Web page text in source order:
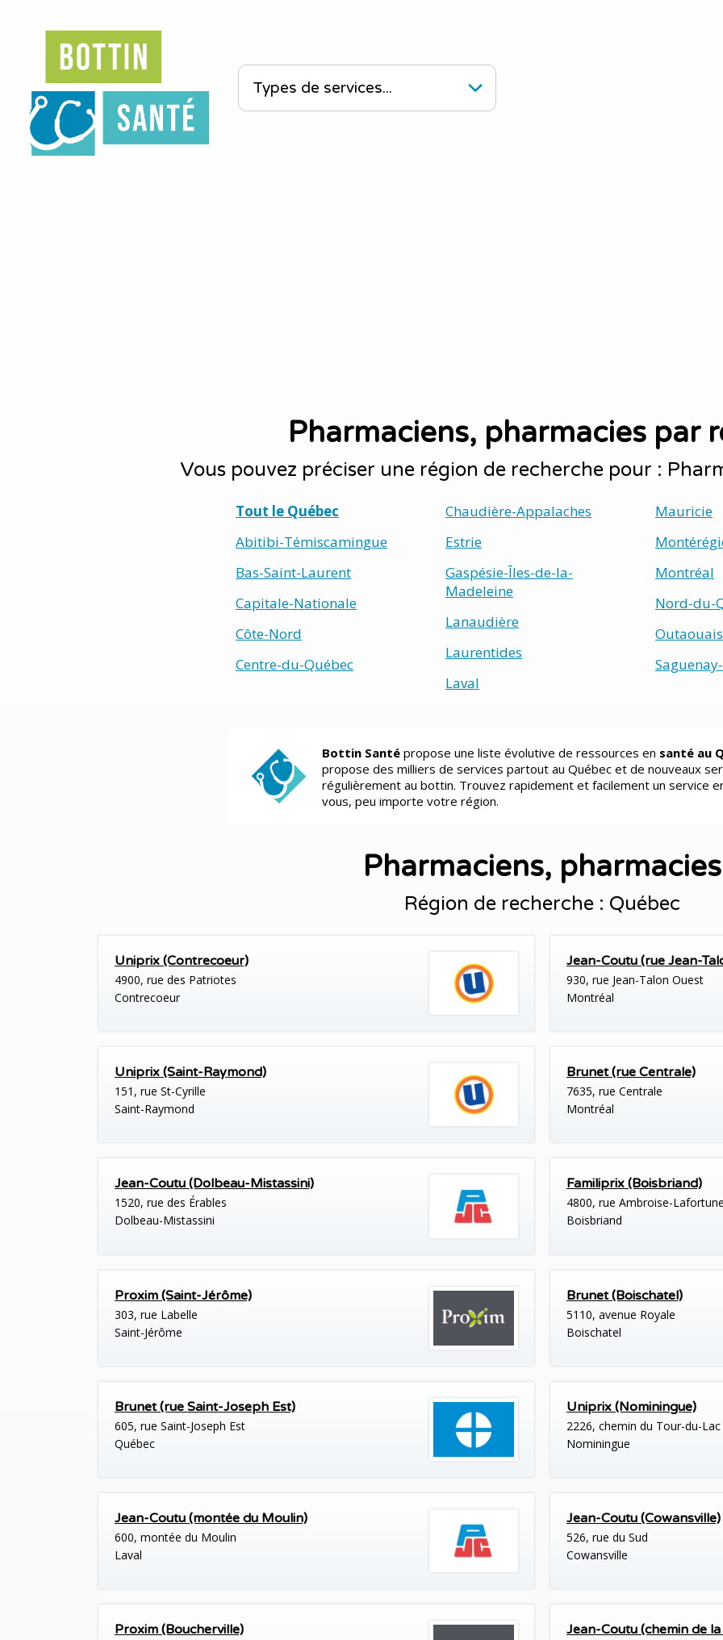
Pharmaciens, pharmacies par
Vous pouvez préciser une région de recherche pour :
Tout le Québec
Abitibi-Témiscamingue
Bas-Saint-Laurent
Capitale-Nationale
Côte-Nord
Centre-du-Québec
Chaudière-Appalaches
Estrie
Gaspésie-Îles-de-la-
Madeleine
Lanaudière
Laurentides
Laval
Mauricie
Montréal
Nord-du-
Outaouais
Bottin Santé propose une liste évolutive de ressources en santé au
propose des milliers de services partout au Québec et de nouveaux
régulièrement au bottin. Trouvez rapidement et facilement un service
vous, peu importe votre région.
Pharmaciens, pharmacies
Région de recherche : Québec
Uniprix (Contrecoeur)
4900, rue des Patriotes
Contrecoeur
Jean-Coutu (rue Jean-
930, rue Jean-Talon Ouest
Montréal
Uniprix (Saint-Raymond)
151, rue St-Cyrille
Saint-Raymond
Brunet (rue Centrale)
7635, rue Centrale
Montréal
Jean-Coutu (Dolbeau-Mistassini)
1520, rue des Érables
Dolbeau-Mistassini
Familiprix (Boisbriand)
4800, rue Ambroise-
Boisbriand
Proxim (Saint-Jérôme)
303, rue Labelle
Saint-Jérôme
Brunet (Boischatel)
5110, avenue Royale
Boischatel
Brunet (rue Saint-Joseph Est)
605, rue Saint-Joseph Est
Québec
Uniprix (Nominingue)
2226, chemin du Tour-du-Lac
Nominingue
Jean-Coutu (montée du Moulin)
600, montée du Moulin
Laval
Jean-Coutu (Cowansville)
526, rue du Sud
Cowansville
Proxim (Boucherville) Jean-Coutu (chemin de